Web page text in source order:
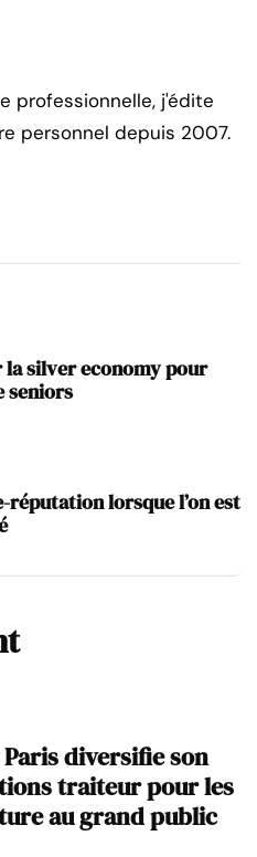
professionnelle, j'édite
personnel depuis 2007.
silver economy pour
seniors
lorsque l’on est
diversifie son
traiteur pour les
au grand public